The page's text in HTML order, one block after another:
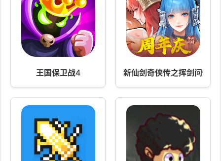
王国保卫战4 新仙剑奇侠传之挥剑问情